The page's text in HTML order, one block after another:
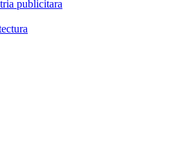
publicitara